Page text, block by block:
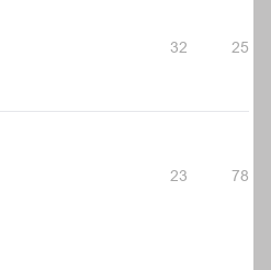
32 25
23 78